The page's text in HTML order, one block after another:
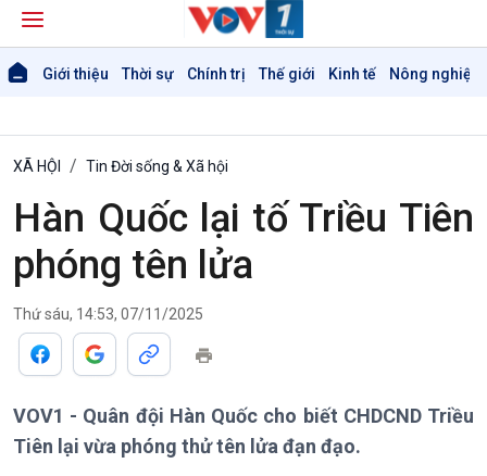
Giới thiệu Thời sự Chính trị Thế giới Kinh tế Nông nghiệp
Giới thiệu
Thời sự 12h
Thời sự 18h
Thời sự 21h30
XÃ HỘI Tin Đời sống & Xã hội
Hàn Quốc lại tố Triều Tiên
phóng tên lửa
Thứ sáu, 14:53, 07/11/2025
VOV1 - Quân đội Hàn Quốc cho biết CHDCND Triều
Tiên lại vừa phóng thử tên lửa đạn đạo.